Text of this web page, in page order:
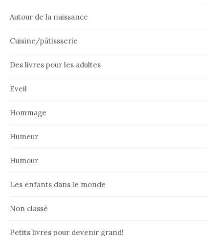
Autour de la naissance
Cuisine/pâtissserie
Des livres pour les adultes
Eveil
Hommage
Humeur
Humour
Les enfants dans le monde
Non classé
Petits livres pour devenir grand!